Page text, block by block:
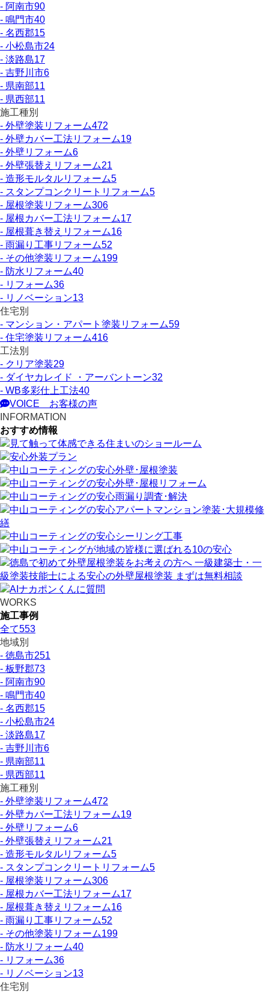
- 阿南市90
- 鳴門市40
- 名西郡15
- 小松島市24
- 淡路島17
- 吉野川市6
- 県南部11
- 県西部11
施工種別
- 外壁塗装リフォーム472
- 外壁カバー工法リフォーム19
- 外壁リフォーム6
- 外壁張替えリフォーム21
- 造形モルタルリフォーム5
- スタンプコンクリートリフォーム5
- 屋根塗装リフォーム306
- 屋根カバー工法リフォーム17
- 屋根葺き替えリフォーム16
- 雨漏り工事リフォーム52
- その他塗装リフォーム199
- 防水リフォーム40
- リフォーム36
- リノベーション13
住宅別
- マンション・アパート塗装リフォーム59
- 住宅塗装リフォーム416
工法別
- クリア塗装29
- ダイヤカレイド ・アーバントーン32
- WB多彩仕上工法40
VOICE
お客様の声
INFORMATION
おすすめ情報
WORKS
施工事例
全て553
地域別
- 徳島市251
- 板野郡73
- 阿南市90
- 鳴門市40
- 名西郡15
- 小松島市24
- 淡路島17
- 吉野川市6
- 県南部11
- 県西部11
施工種別
- 外壁塗装リフォーム472
- 外壁カバー工法リフォーム19
- 外壁リフォーム6
- 外壁張替えリフォーム21
- 造形モルタルリフォーム5
- スタンプコンクリートリフォーム5
- 屋根塗装リフォーム306
- 屋根カバー工法リフォーム17
- 屋根葺き替えリフォーム16
- 雨漏り工事リフォーム52
- その他塗装リフォーム199
- 防水リフォーム40
- リフォーム36
- リノベーション13
住宅別